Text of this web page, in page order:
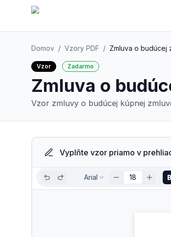
Domov / Vzory PDF / Zmluva o budúcej
Vzor Zadarmo
Zmluva o
Vzor zmluvy o budúcej kúpnej
Vyplňte vzor priamo v
Arial 18